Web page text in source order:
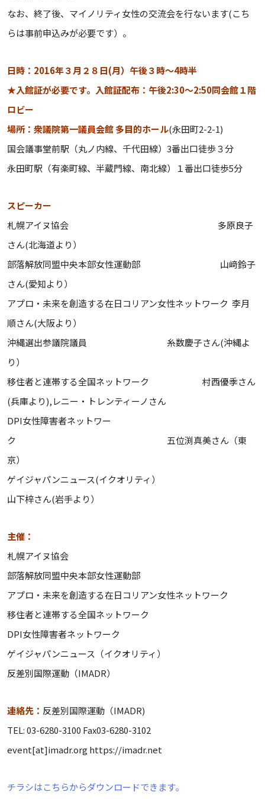
なお、終了後、マイノリティ女性の交流会を行ないます(こち
らは事前申込みが必要です）。
日時：2016年３月２８日(月）午後３時～4時半
★入館証が必要です。入館証配布：午後2:30～2:50同会館１階
ロビー
場所：衆議院第一議員会館 多目的ホール(永田町2-2-1)
国会議事堂前駅（丸ノ内線、千代田線）3番出口徒歩３分
永田町駅（有楽町線、半蔵門線、南北線）１番出口徒歩5分
スピーカー
札幌アイヌ協会 多原良子
さん(北海道より）
部落解放同盟中央本部女性運動部 山﨑鈴子
さん(愛知より）
アプロ・未来を創造する在日コリアン女性ネットワーク 李月
順さん(大阪より）
沖縄選出参議院議員 糸数慶子さん(沖縄よ
り）
移住者と連帯する全国ネットワーク 村西優季さん
(兵庫より),レニー・トレンティーノさん
DPI女性障害者ネットワー
ク 五位渕真美さん（東
京）
ゲイジャパンニュース(イクオリティ）
山下梓さん(岩手より）
主催：
札幌アイヌ協会
部落解放同盟中央本部女性運動部
アプロ・未来を創造する在日コリアン女性ネットワーク
移住者と連帯する全国ネットワーク
DPI女性障害者ネットワーク
ゲイジャパンニュース（イクオリティ）
反差別国際運動（IMADR）
連絡先： 反差別国際運動（IMADR)
TEL: 03-6280-3100 Fax03-6280-3102
event[at]imadr.org https://imadr.net
チラシはこちらからダウンロードできます。